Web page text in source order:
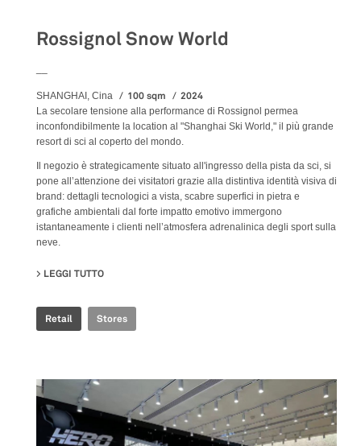
Rossignol Snow World
SHANGHAI, Cina 100 sqm 2024
La secolare tensione alla performance di Rossignol permea
inconfondibilmente la location al "Shanghai Ski World," il più grande
resort di sci al coperto del mondo.
Il negozio è strategicamente situato all'ingresso della pista da sci, si
pone all’attenzione dei visitatori grazie alla distintiva identità visiva di
brand: dettagli tecnologici a vista, scabre superfici in pietra e
grafiche ambientali dal forte impatto emotivo immergono
istantaneamente i clienti nell’atmosfera adrenalinica degli sport sulla
neve.
LEGGI TUTTO
Retail Stores